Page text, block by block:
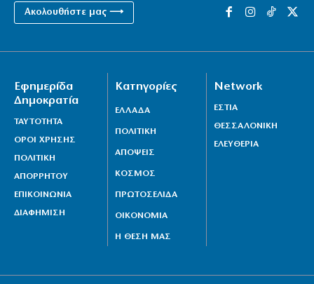
Ακολουθήστε μας ⟶
Εφημερίδα
Δημοκρατία
ΤΑΥΤΟΤΗΤΑ
ΟΡΟΙ ΧΡΗΣΗΣ
ΠΟΛΙΤΙΚΗ
ΑΠΟΡΡΗΤΟΥ
ΕΠΙΚΟΙΝΩΝΙΑ
ΔΙΑΦΗΜΙΣΗ
Κατηγορίες
ΕΛΛΑΔΑ
ΠΟΛΙΤΙΚΗ
ΑΠΟΨΕΙΣ
ΚΟΣΜΟΣ
ΠΡΩΤΟΣΕΛΙΔΑ
ΟΙΚΟΝΟΜΙΑ
Η ΘΕΣΗ ΜΑΣ
Network
ΕΣΤΙΑ
ΘΕΣΣΑΛΟΝΙΚΗ
ΕΛΕΥΘΕΡΙΑ